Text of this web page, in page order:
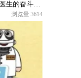
直播预告 | 自强不息：霍晓川医生的奋斗传奇【了不起的自己】
浏览量 3614